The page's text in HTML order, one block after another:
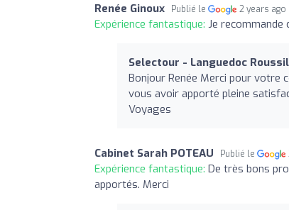
Renée Ginoux Publié le 2 years ago
Expérience fantastique: Je
Selectour - Languedoc
Bonjour Renée Merci pour votre
vous avoir apporté pleine
Voyages
Cabinet Sarah POTEAU Publié le
Expérience fantastique: De très bons
apportés. Merci